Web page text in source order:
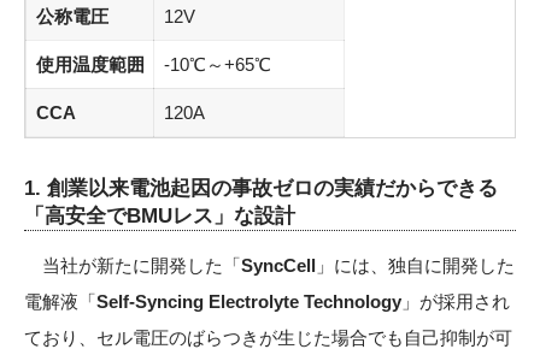
公称電圧 12V
使用温度範囲 -10℃～+65℃
CCA 120A
1. 創業以来電池起因の事故ゼロの実績だからできる
「高安全でBMUレス」な設計
当社が新たに開発した「SyncCell 」には、独自に開発した
電解液「Self-Syncing Electrolyte Technology 」が採用され
ており、セル電圧のばらつきが生じた場合でも自己抑制が可